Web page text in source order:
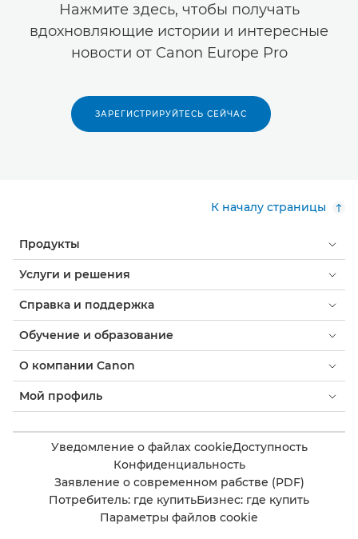
Нажмите здесь, чтобы получать
вдохновляющие истории и интересные
новости от Canon Europe Pro
ЗАРЕГИСТРИРУЙТЕСЬ СЕЙЧАС
К началу страницы
Продукты
Услуги и решения
Справка и поддержка
Обучение и образование
О компании Canon
Мой профиль
Уведомление о файлах cookieДоступность
Конфиденциальность
Заявление о современном рабстве (PDF)
Потребитель: где купитьБизнес: где купить
Параметры файлов cookie